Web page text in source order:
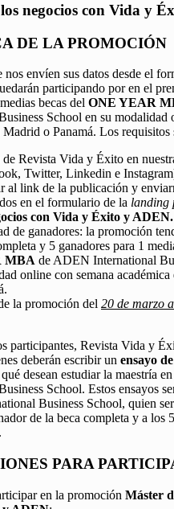
negocios con Vida y
DE LA PROMOCIÓN
nos envíen sus datos desde el
participando por en el
becas del ONE YEAR
School en su modalidad
Madrid o Panamá. Los requisitos
de Revista Vida y Éxito en
Twitter, Linkedin e
al link de la publicación y
en el formulario de la landing
con Vida y Éxito y ADEN.
de ganadores: la promoción
y 5 ganadores para 1
MBA de ADEN International
online con semana
la promoción del 20 de marzo
participantes, Revista Vida y
deberán escribir un ensayo
desean estudiar la maestría
School. Estos ensayos
Business School, quien
de la beca completa y a los
PARA
en la promoción Máster